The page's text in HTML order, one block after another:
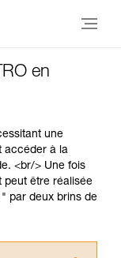
en
une
accéder à la
<br/> Une fois
peut être réalisée
par deux brins de